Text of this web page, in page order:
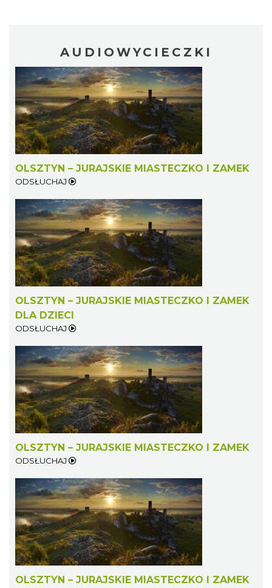
AUDIOWYCIECZKI
OLSZTYN – JURAJSKIE MIASTECZKO I ZAMEK
ODSŁUCHAJ
OLSZTYN – JURAJSKIE MIASTECZKO I ZAMEK
DLA DZIECI
ODSŁUCHAJ
OLSZTYN – JURAJSKIE MIASTECZKO I ZAMEK
ODSŁUCHAJ
OLSZTYN – JURAJSKIE MIASTECZKO I ZAMEK